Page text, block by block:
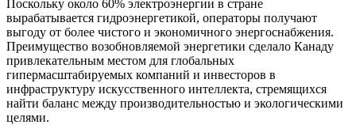
Поскольку около 60% электроэнергии в стране
вырабатывается гидроэнергетикой, операторы получают
выгоду от более чистого и экономичного энергоснабжения.
Преимущество возобновляемой энергетики сделало Канаду
привлекательным местом для глобальных
гипермасштабируемых компаний и инвесторов в
инфраструктуру искусственного интеллекта, стремящихся
найти баланс между производительностью и экологическими
целями.